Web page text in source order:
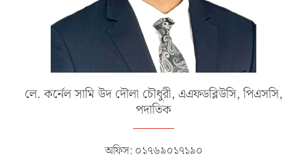
লে. কর্নেল সামি উদ দৌলা চৌধুরী, এএফডব্লিউসি, পিএসসি,
পদাতিক
অফিস: ০১৭৬৯০১৭১৯০